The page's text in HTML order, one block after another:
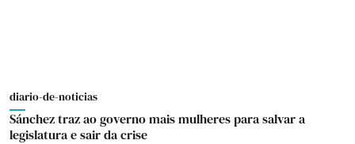
diario-de-noticias
Sánchez traz ao governo mais mulheres para salvar a
legislatura e sair da crise